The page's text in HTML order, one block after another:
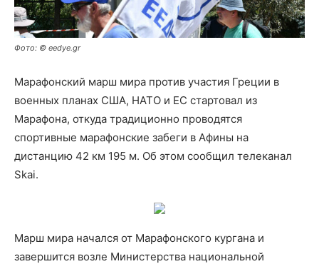
Фото: © eedye.gr
Марафонский марш мира против участия Греции в
военных планах США, НАТО и ЕС стартовал из
Марафона, откуда традиционно проводятся
спортивные марафонские забеги в Афины на
дистанцию 42 км 195 м. Об этом сообщил телеканал
Skai.
Марш мира начался от Марафонского кургана и
завершится возле Министерства национальной